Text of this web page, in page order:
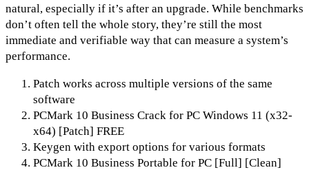
natural, especially if it’s after an upgrade. While benchmarks
don’t often tell the whole story, they’re still the most
immediate and verifiable way that can measure a system’s
performance.
Patch works across multiple versions of the same
software
PCMark 10 Business Crack for PC Windows 11 (x32-
x64) [Patch] FREE
Keygen with export options for various formats
PCMark 10 Business Portable for PC [Full] [Clean]